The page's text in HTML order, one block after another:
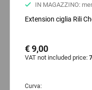
IN MAGAZZINO:
Extension ciglia Rili
€ 9,00
VAT not included price:
Curva: